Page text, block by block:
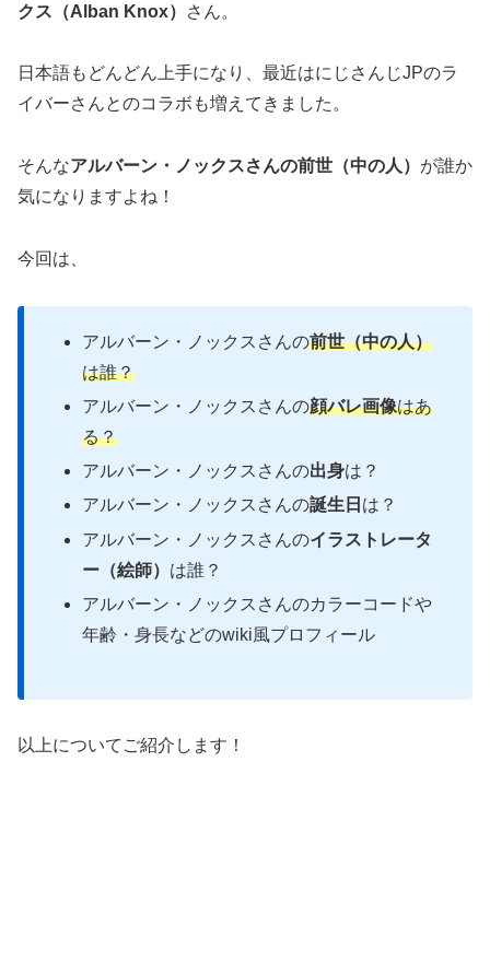
クス（Alban Knox）
さん。
日本語もどんどん上手になり、最近はにじさんじJPのラ
イバーさんとのコラボも増えてきました。
そんなアルバーン・ノックスさんの前世（中の人） が誰か
気になりますよね！
今回は、
アルバーン・ノックスさんの前世（中の人）
は誰？
アルバーン・ノックスさんの顔バレ画像はあ
る？
アルバーン・ノックスさんの出身は？
アルバーン・ノックスさんの誕生日 は？
アルバーン・ノックスさんのイラストレータ
ー（絵師） は誰？
アルバーン・ノックスさんのカラーコードや
年齢・身長などのwiki風プロフィール
以上についてご紹介します！